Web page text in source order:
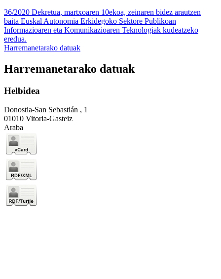
36/2020 Dekretua, martxoaren 10ekoa, zeinaren bidez arautzen
baita Euskal Autonomia Erkidegoko Sektore Publikoan
Informazioaren eta Komunikazioaren Teknologiak kudeatzeko
eredua.
Harremanetarako datuak
Harremanetarako datuak
Helbidea
Donostia-San Sebastián , 1
01010 Vitoria-Gasteiz
Araba